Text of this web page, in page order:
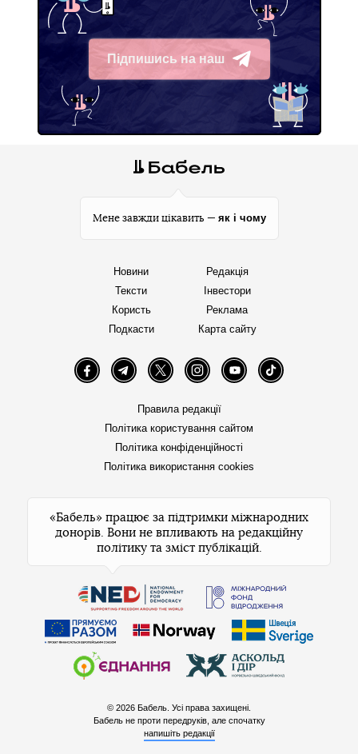
Підпишись на наш
Telegram
Мене завжди цікавить — як і чому
Новини
Тексти
Користь
Подкасти
Редакція
Інвестори
Реклама
Карта сайту
FacebookTelegramTwitter InstagramYouTube TikTok
Правила редакції
Політика користування сайтом
Політика конфіденційності
Політика використання cookies
«Бабель» працює за підтримки міжнародних
донорів. Вони не впливають на редакційну
політику та зміст публікацій.
© 2026 Бабель. Усі права захищені.
Бабель не проти передруків, але спочатку
напишіть редакції